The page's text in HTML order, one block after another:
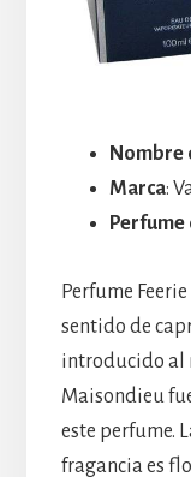
Nombre
Marca:
Perfume
sentido de
introducido al
Maisondieu
este perfume.
fragancia es